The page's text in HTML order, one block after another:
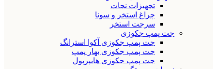
تجهیزات نجات
چراغ استخر و سونا
سرجت استخر
جت پمپ جکوزی
جت پمپ جکوزی آکوا استرانگ
جت پمپ جکوزی بهار پمپ
جت پمپ جکوزی هایپرپول